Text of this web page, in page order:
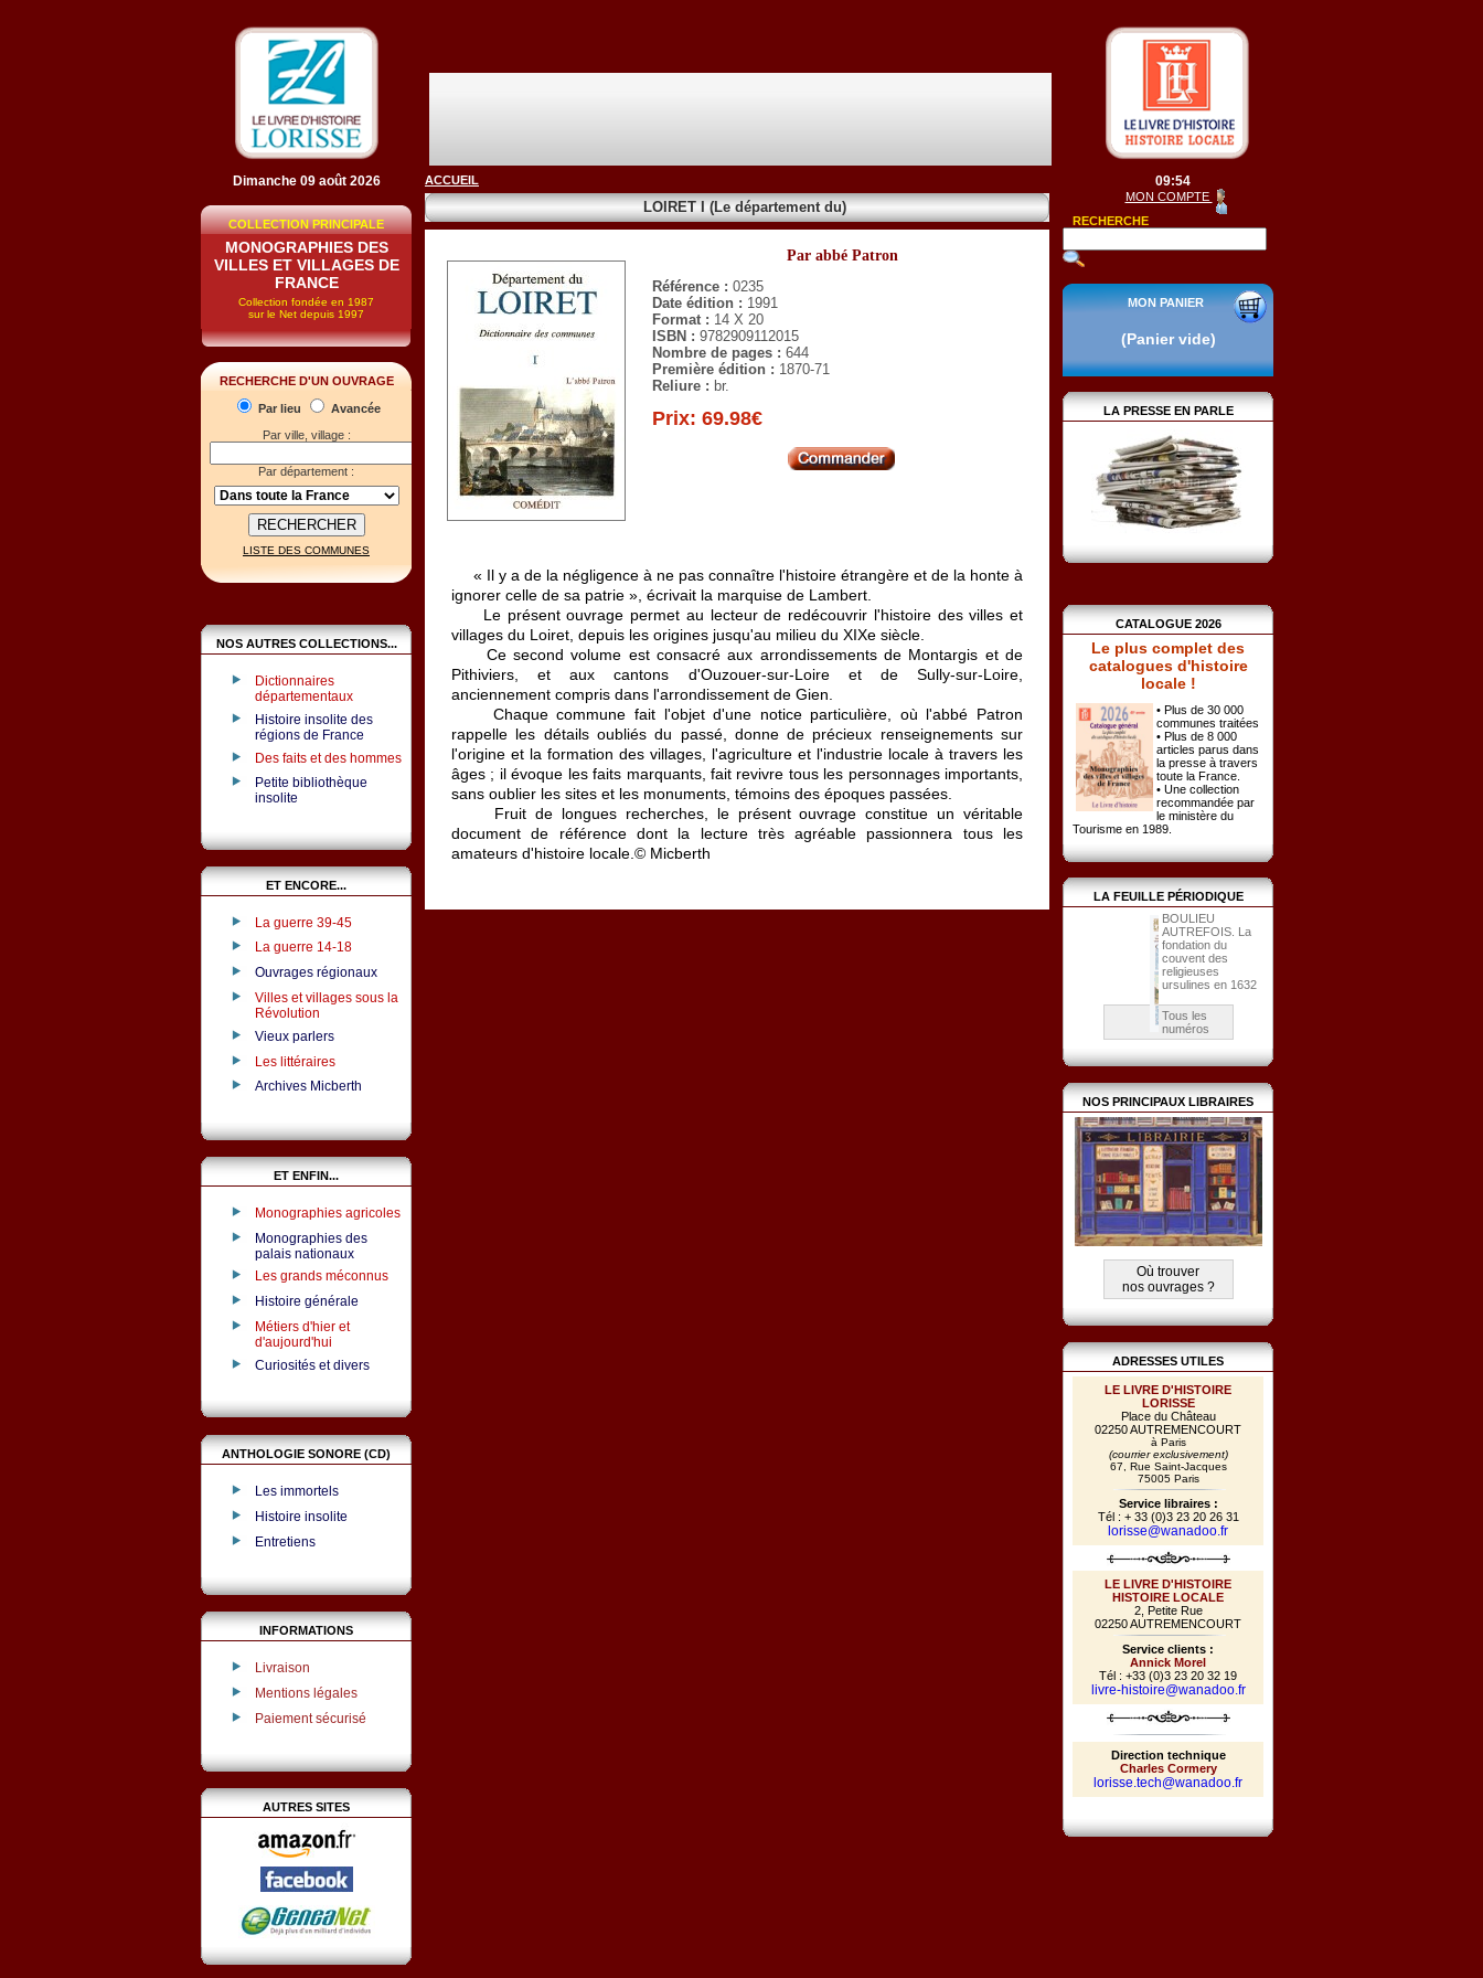
Dimanche 09 août 2026
COLLECTION PRINCIPALE
MONOGRAPHIES DES
VILLES ET VILLAGES DE
FRANCE
Collection fondée en 1987
sur le Net depuis 1997
RECHERCHE D'UN OUVRAGE
Par lieu
Avancée
Par ville, village :
Par département :
LISTE DES COMMUNES
NOS AUTRES COLLECTIONS...
Dictionnaires
départementaux
Histoire insolite des
régions de France
Des faits et des hommes
Petite bibliothèque
insolite
ET ENCORE...
La guerre 39-45
La guerre 14-18
Ouvrages régionaux
Villes et villages sous la
Révolution
Vieux parlers
Les littéraires
Archives Micberth
ET ENFIN...
Monographies agricoles
Monographies des
palais nationaux
Les grands méconnus
Histoire générale
Métiers d'hier et
d'aujourd'hui
Curiosités et divers
ANTHOLOGIE SONORE (CD)
Les immortels
Histoire insolite
Entretiens
INFORMATIONS
Livraison
Mentions légales
Paiement sécurisé
AUTRES SITES
ACCUEIL
LOIRET I (Le département du)
Par abbé Patron
Référence : 0235
Date édition : 1991
Format : 14 X 20
ISBN : 9782909112015
Nombre de pages : 644
Première édition : 1870-71
Reliure : br.
Prix: 69.98€
« Il y a de la négligence à ne pas connaître l'histoire étrangère et de la honte à
ignorer celle de sa patrie », écrivait la marquise de Lambert.
Le présent ouvrage permet au lecteur de redécouvrir l'histoire des villes et
villages du Loiret, depuis les origines jusqu'au milieu du XIXe siècle.
Ce second volume est consacré aux arrondissements de Montargis et de
Pithiviers, et aux cantons d'Ouzouer-sur-Loire et de Sully-sur-Loire,
anciennement compris dans l'arrondissement de Gien.
Chaque commune fait l'objet d'une notice particulière, où l'abbé Patron
rappelle les détails oubliés du passé, donne de précieux renseignements sur
l'origine et la formation des villages, l'agriculture et l'industrie locale à travers les
âges ; il évoque les faits marquants, fait revivre tous les personnages importants,
sans oublier les sites et les monuments, témoins des époques passées.
Fruit de longues recherches, le présent ouvrage constitue un véritable
document de référence dont la lecture très agréable passionnera tous les
amateurs d'histoire locale.© Micberth
09:54
MON COMPTE
RECHERCHE
MON PANIER
(Panier vide)
LA PRESSE EN PARLE
CATALOGUE 2026
Le plus complet des
catalogues d'histoire
locale !
• Plus de 30 000
communes traitées
• Plus de 8 000
articles parus dans
la presse à travers
toute la France.
• Une collection
recommandée par
le ministère du
Tourisme en 1989.
LA FEUILLE PÉRIODIQUE
BOULIEU
AUTREFOIS. La
fondation du
couvent des
religieuses
ursulines en 1632
Tous les
numéros
NOS PRINCIPAUX LIBRAIRES
Où trouver
nos ouvrages ?
ADRESSES UTILES
LE LIVRE D'HISTOIRE
LORISSE
Place du Château
02250 AUTREMENCOURT
à Paris
(courrier exclusivement)
67, Rue Saint-Jacques
75005 Paris
Service libraires :
Tél : + 33 (0)3 23 20 26 31
lorisse@wanadoo.fr
LE LIVRE D'HISTOIRE
HISTOIRE LOCALE
2, Petite Rue
02250 AUTREMENCOURT
Service clients :
Annick Morel
Tél : +33 (0)3 23 20 32 19
livre-histoire@wanadoo.fr
Direction technique
Charles Cormery
lorisse.tech@wanadoo.fr